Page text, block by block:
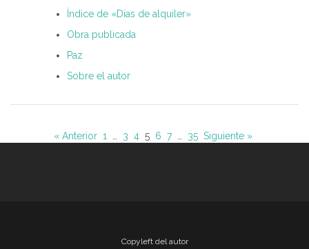
Índice de «Días de alquiler»
Obra publicada
Paz
Sobre el autor
« Anterior 1 … 3 4 5 6 7 … 35 Siguiente »
Copyleft del autor